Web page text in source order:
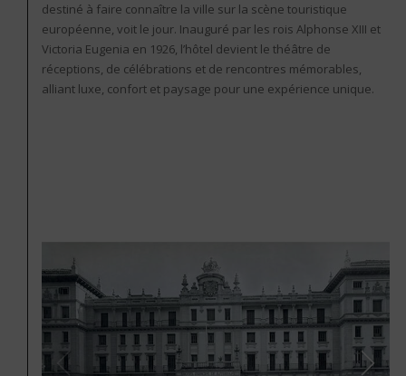
destiné à faire connaître la ville sur la scène touristique
européenne, voit le jour. Inauguré par les rois Alphonse XIII et
Victoria Eugenia en 1926, l’hôtel devient le théâtre de
réceptions, de célébrations et de rencontres mémorables,
alliant luxe, confort et paysage pour une expérience unique.